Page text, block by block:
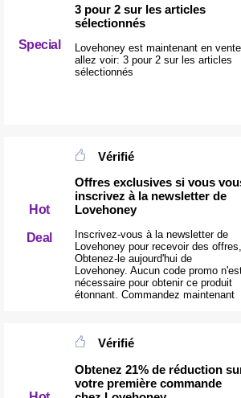
Special
3 pour 2 sur les articles
sélectionnés
Lovehoney est maintenant en
allez voir: 3 pour 2 sur les articles
sélectionnés
Hot
Deal
Vérifié
Offres exclusives si vous
inscrivez à la newsletter de
Lovehoney
Inscrivez-vous à la newsletter de
Lovehoney pour recevoir des offres,
Obtenez-le aujourd'hui de
Lovehoney. Aucun code promo
nécessaire pour obtenir ce produit
étonnant. Commandez maintenant
Vérifié
Obtenez 21% de réduction
votre première commande